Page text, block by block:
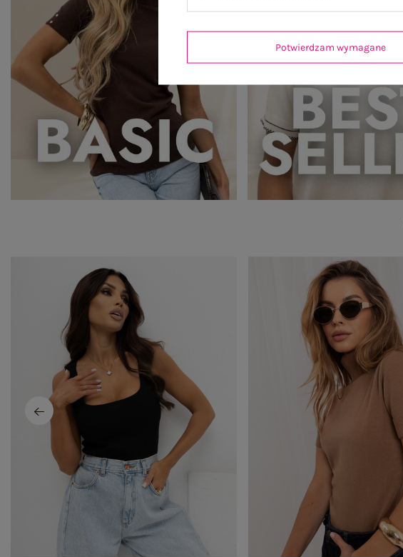
Potwierdzam wymagane